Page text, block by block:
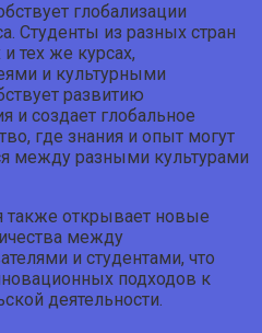
глобализации
Студенты из разных стран
тех же курсах,
и культурными
развитию
и создает глобальное
где знания и опыт могут
между разными культурами
также открывает новые
между
и студентами, что
подходов к
деятельности.